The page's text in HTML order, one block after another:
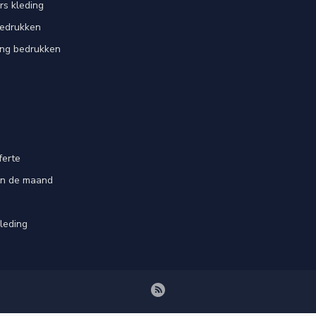
kleding
bedrukken
de maand